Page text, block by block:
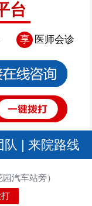
台
享 医师会诊
队 | 来院路线
汽车站旁）